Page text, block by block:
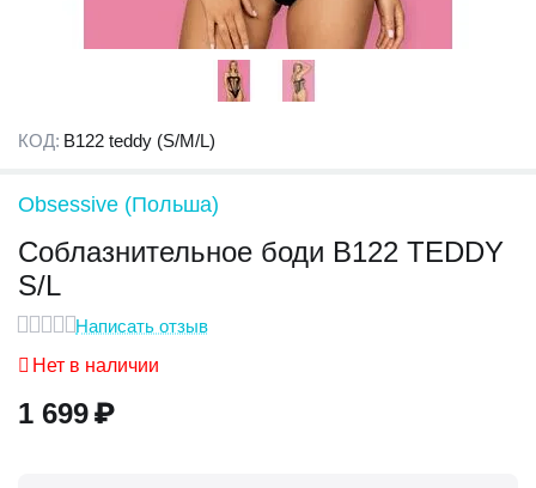
КОД: B122 teddy (S/M/L)
Obsessive (Польша)
Соблазнительное боди B122 TEDDY
S/L
Написать отзыв
Нет в наличии
1 699₽